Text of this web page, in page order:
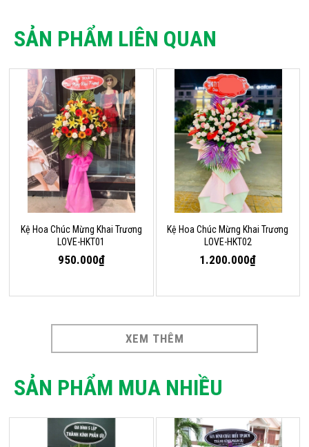
SẢN PHẨM LIÊN QUAN
Kệ Hoa Chúc Mừng Khai Trương
LOVE-HKT01
950.000₫
Kệ Hoa Chúc Mừng Khai Trương
LOVE-HKT02
1.200.000₫
XEM THÊM
SẢN PHẨM MUA NHIỀU